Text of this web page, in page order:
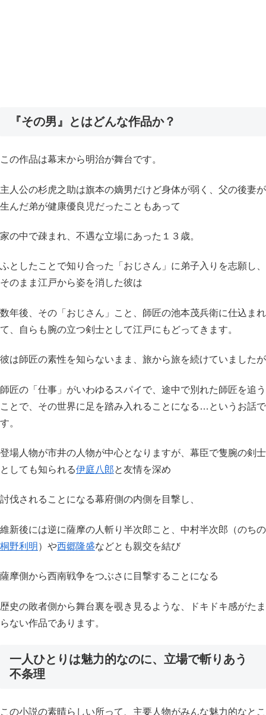
『その男』とはどんな作品か？
この作品は幕末から明治が舞台です。
主人公の杉虎之助は旗本の嫡男だけど身体が弱く、父の後妻が
生んだ弟が健康優良児だったこともあって
家の中で疎まれ、不遇な立場にあった１３歳。
ふとしたことで知り合った「おじさん」に弟子入りを志願し、
そのまま江戸から姿を消した彼は
数年後、その「おじさん」こと、師匠の池本茂兵衛に仕込まれ
て、自らも腕の立つ剣士として江戸にもどってきます。
彼は師匠の素性を知らないまま、旅から旅を続けていましたが
師匠の「仕事」がいわゆるスパイで、途中で別れた師匠を追う
ことで、その世界に足を踏み入れることになる…というお話で
す。
登場人物が市井の人物が中心となりますが、幕臣で隻腕の剣士
としても知られる伊庭八郎と友情を深め
討伐されることになる幕府側の内側を目撃し、
維新後には逆に薩摩の人斬り半次郎こと、中村半次郎（のちの
桐野利明 ）や西郷隆盛などとも親交を結び
薩摩側から西南戦争をつぶさに目撃することになる
歴史の敗者側から舞台裏を覗き見るような、ドキドキ感がたま
らない作品であります。
一人ひとりは魅力的なのに、立場で斬りあう
不条理
この小説の素晴らしい所って、主要人物がみんな魅力的なとこ